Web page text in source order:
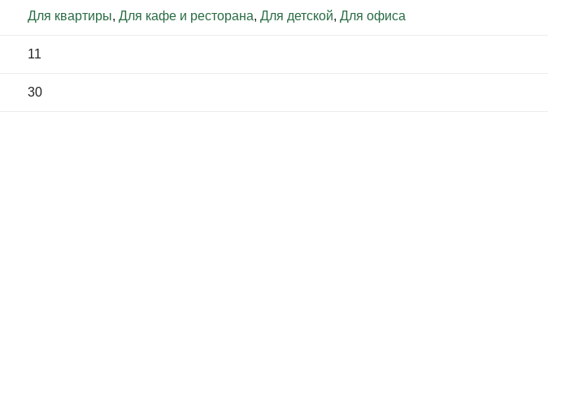
Для квартиры, Для кафе и ресторана, Для детской, Для офиса
11
30